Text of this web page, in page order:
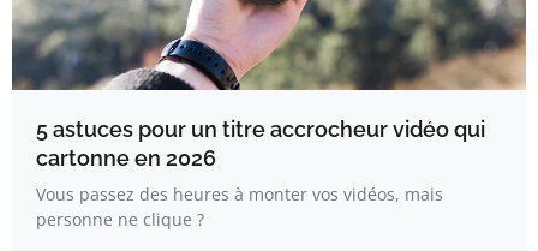
5 astuces pour un titre accrocheur vidéo qui
cartonne en 2026
Vous passez des heures à monter vos vidéos, mais
personne ne clique ?